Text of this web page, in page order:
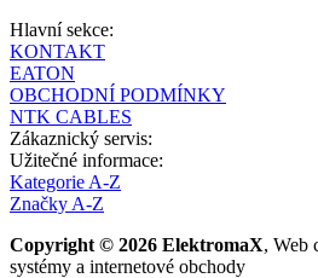
Hlavní sekce:
KONTAKT
EATON
OBCHODNÍ PODMÍNKY
NTK CABLES
Zákaznický servis:
Užitečné informace:
Kategorie A-Z
Značky A-Z
Copyright © 2026 ElektromaX, Web
systémy a internetové obchody